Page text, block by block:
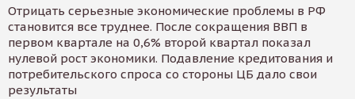
Отрицать серьезные экономические проблемы в РФ
становится все труднее. После сокращения ВВП в
первом квартале на 0,6% второй квартал показал
нулевой рост экономики. Подавление кредитования и
потребительского спроса со стороны ЦБ дало свои
результаты